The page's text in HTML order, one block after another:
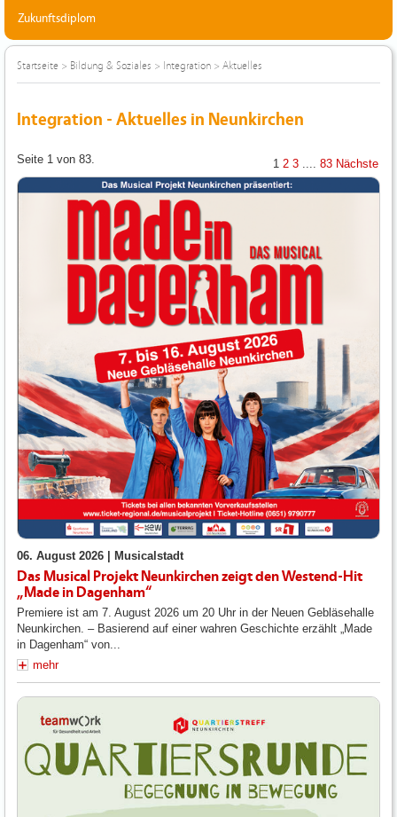
Zukunftsdiplom
Startseite > Bildung & Soziales > Integration > Aktuelles
Integration - Aktuelles in Neunkirchen
Seite 1 von 83. 1 2 3 83 Nächste
06. August 2026 | Musicalstadt
Das Musical Projekt Neunkirchen zeigt den Westend-Hit
„Made in Dagenham“
Premiere ist am 7. August 2026 um 20 Uhr in der Neuen Gebläsehalle
Neunkirchen. – Basierend auf einer wahren Geschichte erzählt „Made
in Dagenham“ von...
mehr